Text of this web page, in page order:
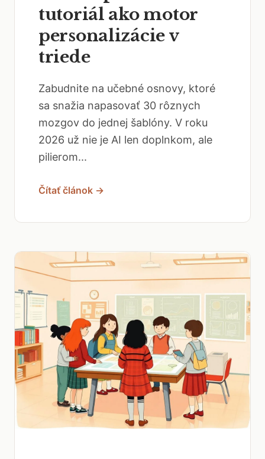
tutoriál ako motor
personalizácie v
triede
Zabudnite na učebné osnovy, ktoré
sa snažia napasovať 30 rôznych
mozgov do jednej šablóny. V roku
2026 už nie je AI len doplnkom, ale
pilierom...
Čítať článok →